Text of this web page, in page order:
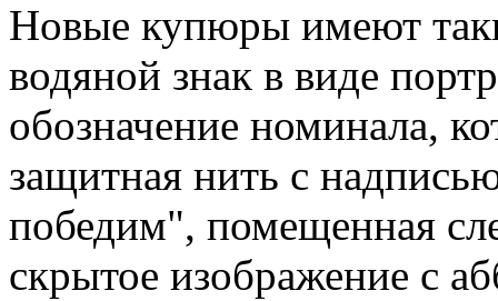
Новые купюры имеют
водяной знак в виде
обозначение номинала,
защитная нить с
победим", помещенная
скрытое изображение с